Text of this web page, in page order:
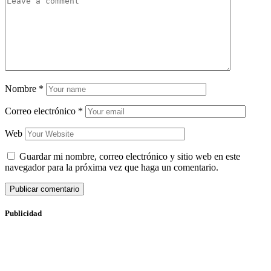
Nombre *
Correo electrónico *
Web
Guardar mi nombre, correo electrónico y sitio web en este
navegador para la próxima vez que haga un comentario.
Publicidad